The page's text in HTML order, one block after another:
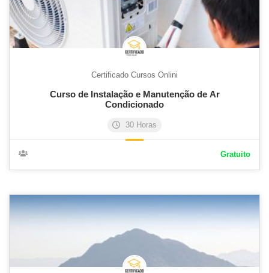
Certificado Cursos Onlini
Curso de Instalação e Manutenção de Ar
Condicionado
30 Horas
Gratuito